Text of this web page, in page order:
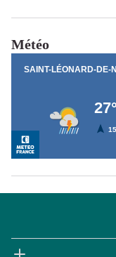
Météo